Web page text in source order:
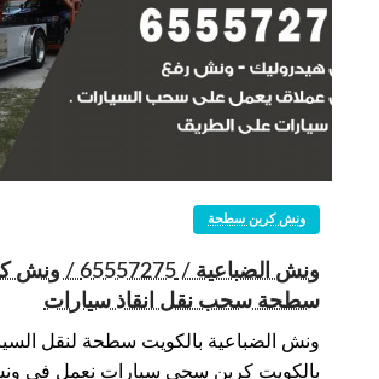
ونش كرين سطحة
ونش الضباعية /
سطحة سحب نقل انقاذ سيارات
ونش الضباعية بالكويت سطحة لنقل
بالكويت كرين سحي سيارات نعمل في